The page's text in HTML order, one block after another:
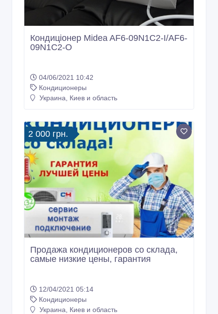
Кондиціонер Midea AF6-09N1C2-I/AF6-
09N1C2-O
04/06/2021 10:42
Кондиционеры
Украина, Киев и область
2 000 грн.
Продажа кондиционеров со склада,
самые низкие цены, гарантия
12/04/2021 05:14
Кондиционеры
Украина, Киев и область